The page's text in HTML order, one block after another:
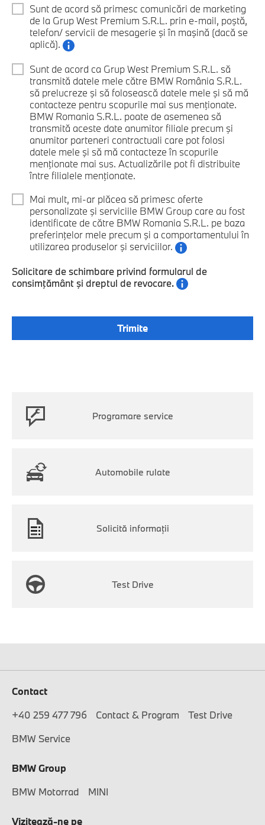
Sunt de acord să primesc comunicări de marketing
de la Grup West Premium S.R.L. prin e-mail, poştă,
telefon/ servicii de mesagerie şi în maşină (dacă se
aplică).
Sunt de acord ca Grup West Premium S.R.L. să
transmită datele mele către BMW România S.R.L.
să prelucreze şi să folosească datele mele şi să mă
contacteze pentru scopurile mai sus menţionate.
BMW Romania S.R.L. poate de asemenea să
transmită aceste date anumitor filiale precum şi
anumitor parteneri contractuali care pot folosi
datele mele şi să mă contacteze în scopurile
menţionate mai sus. Actualizările pot fi distribuite
între filialele menţionate.
Mai mult, mi-ar plăcea să primesc oferte
personalizate şi serviciile BMW Group care au fost
identificate de către BMW Romania S.R.L. pe baza
preferinţelor mele precum şi a comportamentului în
utilizarea produselor şi serviciilor.
Solicitare de schimbare privind formularul de
consimţământ şi dreptul de revocare.
Programare service
Automobile rulate
Solicită informaţii
Test Drive
Contact
+40 259 477 796
Contact & Program
Test Drive
BMW Service
BMW Group
BMW Motorrad
MINI
Vizitează-ne pe